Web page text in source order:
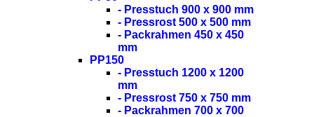
- Presstuch 900 x 900 mm
- Pressrost 500 x 500 mm
- Packrahmen 450 x 450
mm
PP150
- Presstuch 1200 x 1200
mm
- Pressrost 750 x 750 mm
- Packrahmen 700 x 700